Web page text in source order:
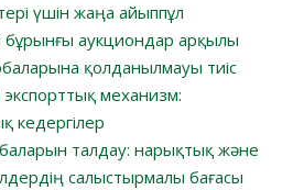
үшін жаңа айыппұл
бұрынғы аукциондар арқылы
қолданылмауы тиіс
механизм:
кедергілер
талдау: нарықтық және
салыстырмалы бағасы